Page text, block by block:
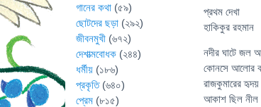
প্রথম দেখা
হাকিকুর রহমান
নদীর ঘাটে জল
কোনসে আলোর
রাজকুমারের
আকাশ ছিল নীল
গানের কথা (৫৯)
ছোটদের ছড়া (২৯২)
জীবনমুখী (৬৭২)
দেশাত্মবোধক (২৪৪)
ধর্মীয় (১৮৬)
প্রকৃতি(৬৪০)
প্রেম (৮১৫)